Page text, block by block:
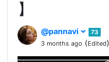
】
@pannavi
73
3 months ago (Edited)